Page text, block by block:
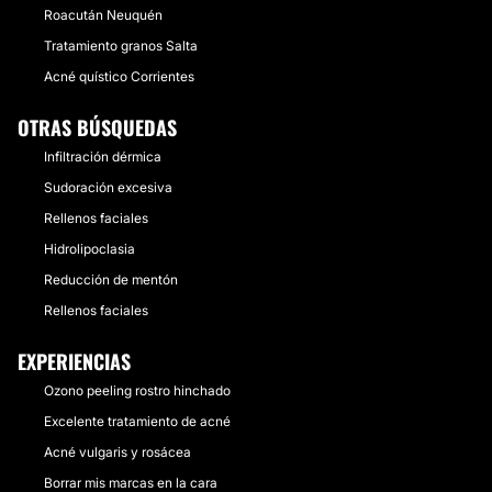
Roacután Neuquén
Tratamiento granos Salta
Acné quístico Corrientes
OTRAS BÚSQUEDAS
Infiltración dérmica
Sudoración excesiva
Rellenos faciales
Hidrolipoclasia
Reducción de mentón
Rellenos faciales
EXPERIENCIAS
Ozono peeling rostro hinchado
Excelente tratamiento de acné
Acné vulgaris y rosácea
Borrar mis marcas en la cara